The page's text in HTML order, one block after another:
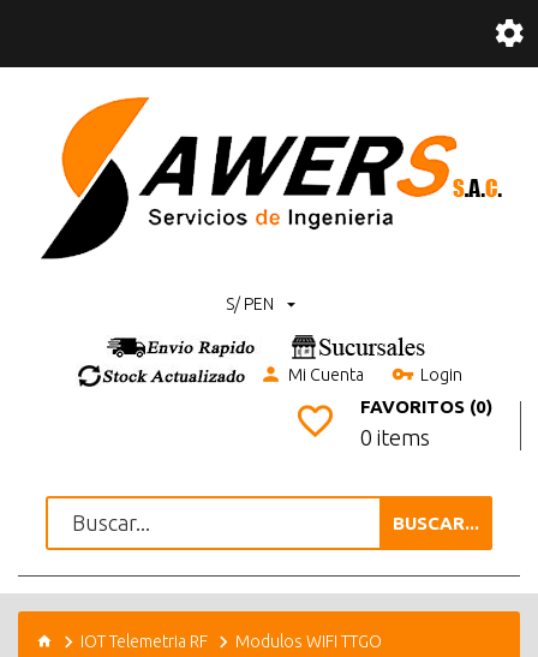
S/ PEN
Mi Cuenta Login
FAVORITOS (0)
0 items
BUSCAR...
IOT Telemetria RF
Modulos WIFI TTGO